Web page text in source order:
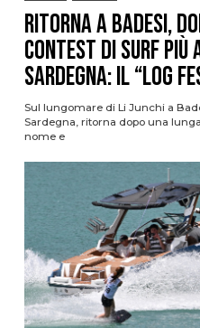
Ritorna a Badesi,
contest di surf più
Sardegna: il “Log
Sul lungomare di Li Junchi a
Sardegna, ritorna dopo una
nome e